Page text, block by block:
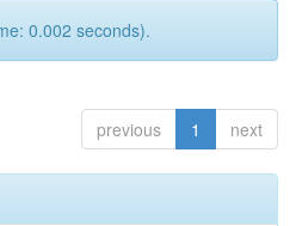
0.002 seconds).
previous 1 next